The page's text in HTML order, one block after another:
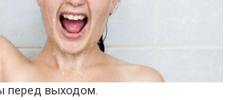
перед выходом.